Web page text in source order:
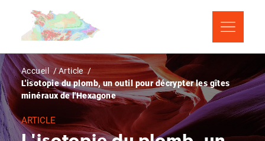
contenu
Fil
d'Ariane
Accueil
Article
L'isotopie du plomb, un outil pour décrypter les gîtes
minéraux de l'Hexagone
ARTICLE